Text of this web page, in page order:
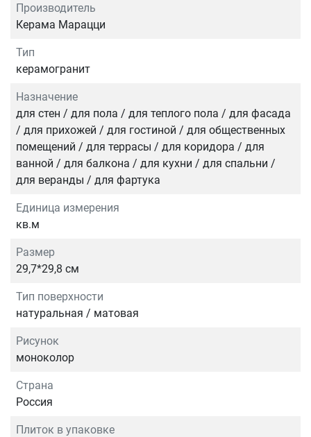
Производитель
Керама Марацци
Тип
керамогранит
Назначение
для стен / для пола / для теплого пола / для фасада
/ для прихожей / для гостиной / для общественных
помещений / для террасы / для коридора / для
ванной / для балкона / для кухни / для спальни /
для веранды / для фартука
Единица измерения
кв.м
Размер
29,7*29,8 см
Тип поверхности
натуральная / матовая
Рисунок
моноколор
Страна
Россия
Плиток в упаковке